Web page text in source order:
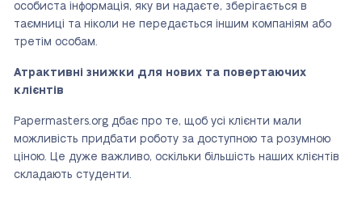
особиста інформація, яку ви надаєте, зберігається в
таємниці та ніколи не передається іншим компаніям або
третім особам.
Атрактивні знижки для нових та повертаючих
клієнтів
Papermasters.org дбає про те, щоб усі клієнти мали
можливість придбати роботу за доступною та розумною
ціною. Це дуже важливо, оскільки більшість наших клієнтів
складають студенти.